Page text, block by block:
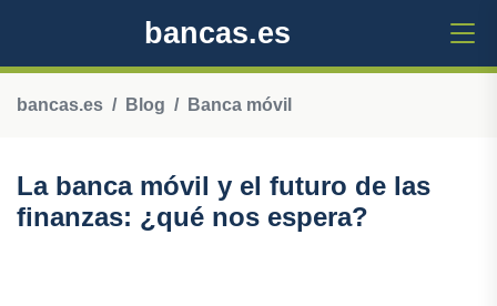
bancas.es
bancas.es Blog Banca móvil
La banca móvil y el futuro de las
finanzas: ¿qué nos espera?